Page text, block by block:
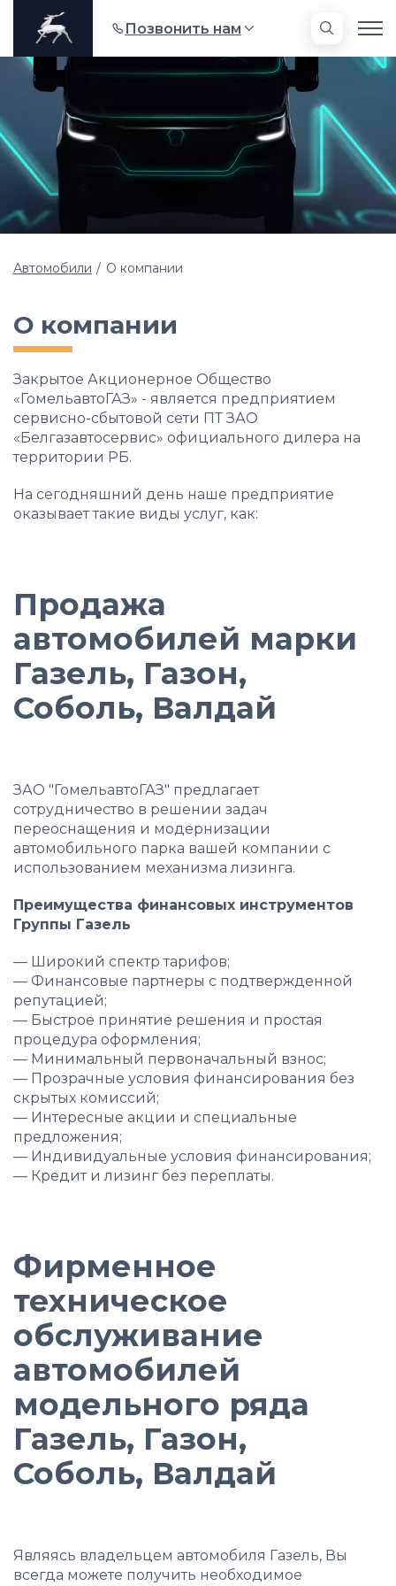
Позвонить нам
+375 33 639-60-00
+375 33 326-50-00
Автомобили О компании
О компании
Закрытое Акционерное Общество
«ГомельавтоГАЗ» - является предприятием
сервисно-сбытовой сети ПТ ЗАО
«Белгазавтосервис» официального дилера на
территории РБ.
На сегодняшний день наше предприятие
оказывает такие виды услуг, как:
Продажа
автомобилей марки
Газель, Газон,
Соболь, Валдай
ЗАО "ГомельавтоГАЗ" предлагает
сотрудничество в решении задач
переоснащения и модернизации
автомобильного парка вашей компании с
использованием механизма лизинга.
Преимущества финансовых инструментов
Группы Газель
— Широкий спектр тарифов;
— Финансовые партнеры с подтвержденной
репутацией;
— Быстрое принятие решения и простая
процедура оформления;
— Минимальный первоначальный взнос;
— Прозрачные условия финансирования без
скрытых комиссий;
— Интересные акции и специальные
предложения;
— Индивидуальные условия финансирования;
— Кредит и лизинг без переплаты.
Фирменное
техническое
обслуживание
автомобилей
модельного ряда
Газель, Газон,
Соболь, Валдай
Являясь владельцем автомобиля Газель, Вы
всегда можете получить необходимое